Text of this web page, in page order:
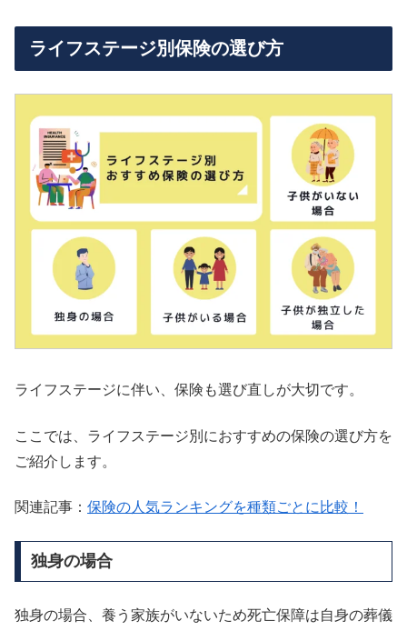
ライフステージ別保険の選び方
ライフステージに伴い、保険も選び直しが大切です。
ここでは、ライフステージ別におすすめの保険の選び方を
ご紹介します。
関連記事： 保険の人気ランキングを種類ごとに比較！
独身の場合
独身の場合、養う家族がいないため死亡保障は自身の葬儀